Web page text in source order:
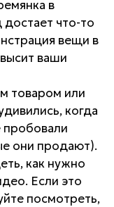
в
что-то
вещи в
ваши
товаром или
когда
пробовали
они продают).
как нужно
Если это
посмотреть,